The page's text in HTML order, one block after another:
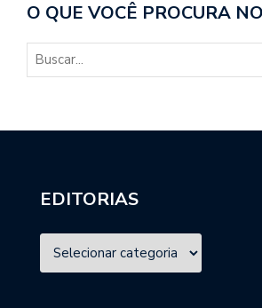
O QUE VOCÊ PROCURA
EDITORIAS